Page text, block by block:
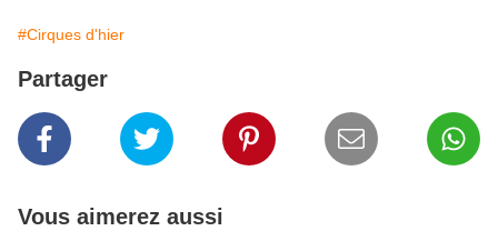
#Cirques d'hier
Partager
Vous aimerez aussi